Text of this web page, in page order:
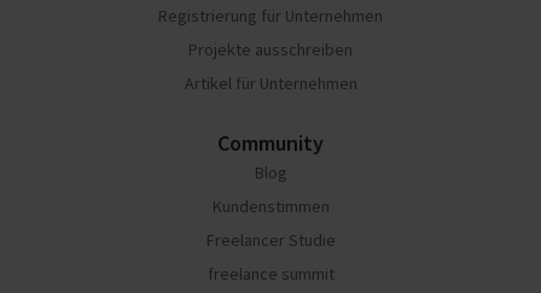
Registrierung für Unternehmen
Projekte ausschreiben
Artikel für Unternehmen
Community
Blog
Kundenstimmen
Freelancer Studie
freelance summit